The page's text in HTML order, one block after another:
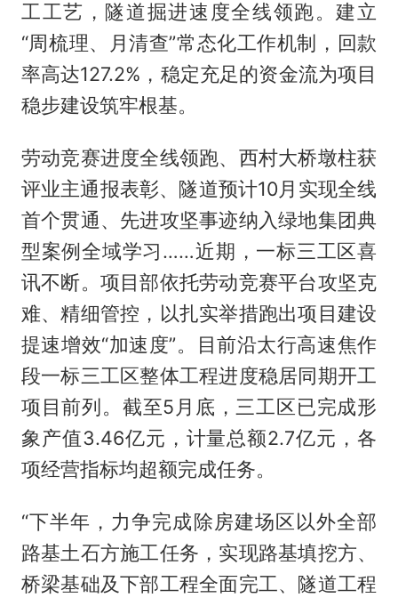
工工艺，隧道掘进速度全线领跑。建立
“周梳理、月清查”常态化工作机制，回款
率高达127.2%，稳定充足的资金流为项目
稳步建设筑牢根基。
劳动竞赛进度全线领跑、西村大桥墩柱获
评业主通报表彰、隧道预计10月实现全线
首个贯通、先进攻坚事迹纳入绿地集团典
型案例全域学习……近期，一标三工区喜
讯不断。项目部依托劳动竞赛平台攻坚克
难、精细管控，以扎实举措跑出项目建设
提速增效“加速度”。目前沿太行高速焦作
段一标三工区整体工程进度稳居同期开工
项目前列。截至5月底，三工区已完成形
象产值3.46亿元，计量总额2.7亿元，各
项经营指标均超额完成任务。
“下半年，力争完成除房建场区以外全部
路基土石方施工任务，实现路基填挖方、
桥梁基础及下部工程全面完工、隧道工程